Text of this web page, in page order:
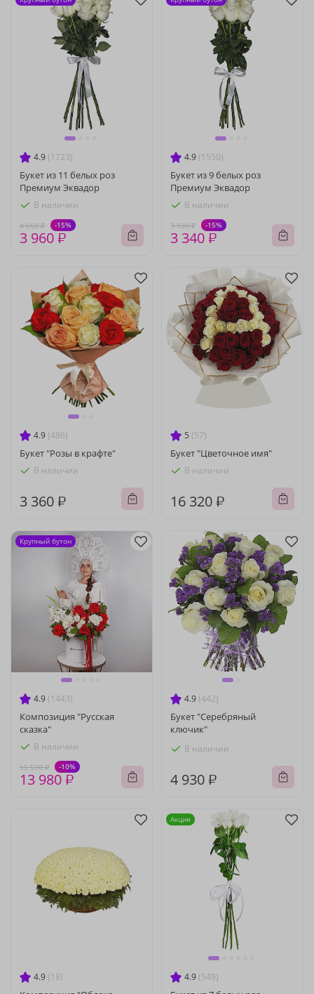
4.9 (1723)
Букет из 11 белых роз
Премиум Эквадор
В наличии
4 660 ₽ -15%
3 960 ₽
4.9 (1550)
Букет из 9 белых роз
Премиум Эквадор
В наличии
3 930 ₽ -15%
3 340 ₽
4.9 (486)
Букет "Розы в крафте"
В наличии
3 360 ₽
5 (57)
Букет "Цветочное имя"
В наличии
16 320 ₽
4.9 (1443)
Композиция "Русская
сказка"
В наличии
15 530 ₽ -10%
13 980 ₽
Крупный бутон
4.9 (442)
Букет "Серебряный
ключик"
В наличии
4 930 ₽
4.9 (18) 4.9 (549)
Акция